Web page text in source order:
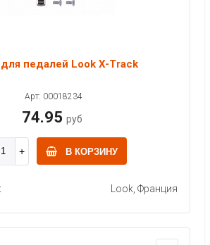
педалей Look X-Track
Арт: 00018234
74.95 руб
В КОРЗИНУ
Look, Франция